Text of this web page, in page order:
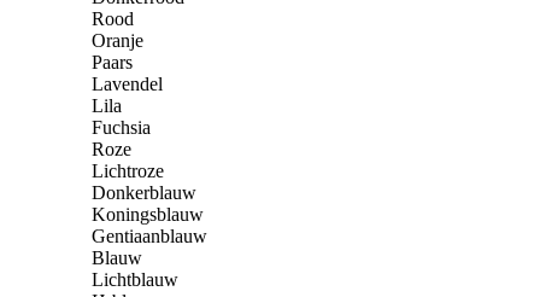
Rood
Oranje
Paars
Lavendel
Lila
Fuchsia
Roze
Lichtroze
Donkerblauw
Koningsblauw
Gentiaanblauw
Blauw
Lichtblauw